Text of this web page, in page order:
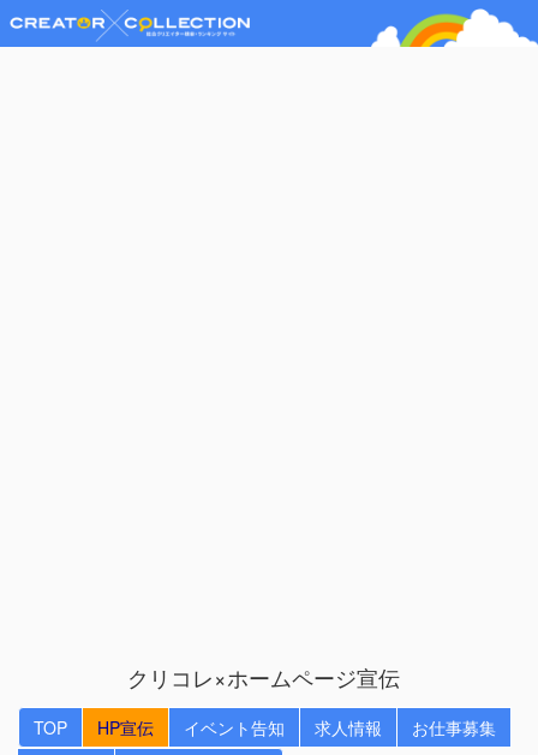
クリコレ×ホームページ宣伝
TOP HP宣伝 イベント告知 求人情報
お仕事募集